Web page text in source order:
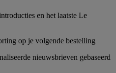
en het laatste Le
op je volgende bestelling
nieuwsbrieven gebaseerd